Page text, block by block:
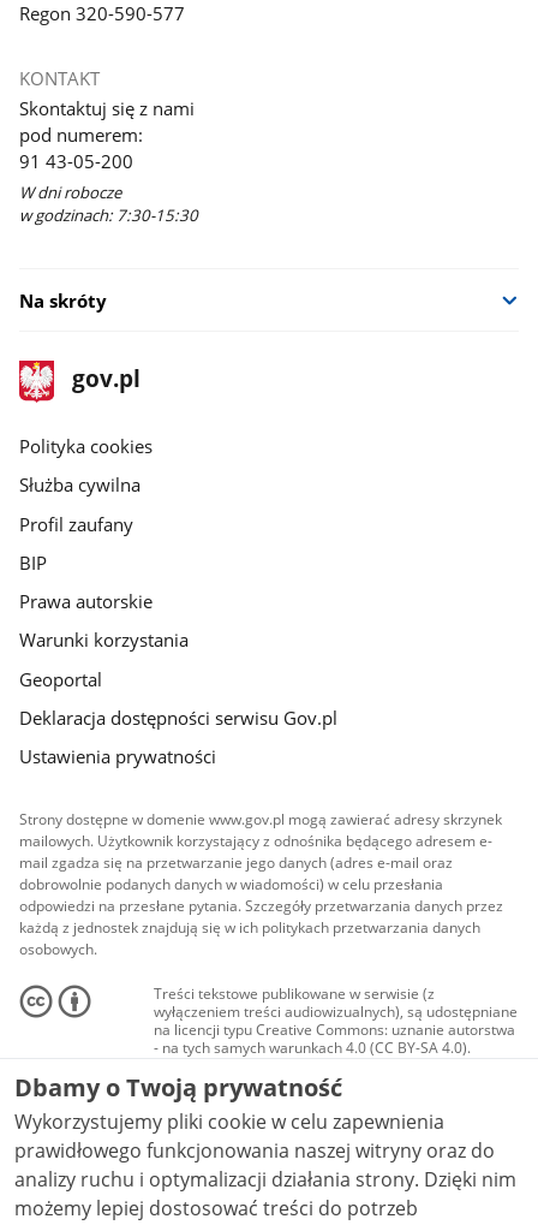
Regon 320-590-577
KONTAKT
Skontaktuj się z nami
pod numerem:
91 43-05-200
W dni robocze
w godzinach: 7:30-15:30
Na skróty
stopka
gov.pl
Strona
gov.pl
gov.pl
Polityka cookies
Służba cywilna
Profil zaufany
BIP
Prawa autorskie
Warunki korzystania
Geoportal
Deklaracja dostępności serwisu Gov.pl
Ustawienia prywatności
Strony dostępne w domenie www.gov.pl mogą zawierać adresy skrzynek
mailowych. Użytkownik korzystający z odnośnika będącego adresem e-
mail zgadza się na przetwarzanie jego danych (adres e-mail oraz
dobrowolnie podanych danych w wiadomości) w celu przesłania
odpowiedzi na przesłane pytania. Szczegóły przetwarzania danych przez
każdą z jednostek znajdują się w ich politykach przetwarzania danych
osobowych.
Treści tekstowe publikowane w serwisie (z
wyłączeniem treści audiowizualnych), są udostępniane
na licencji typu Creative Commons: uznanie autorstwa
- na tych samych warunkach 4.0 (CC BY-SA 4.0).
Materiały audiowizualne, w tym zdjęcia, materiały
audio i wideo, są udostępniane na licencji typu
Creative Commons: uznanie autorstwa użycie
niekomercyjne - bez utworów zależnych 4.0 (CC BY-
NC-ND 4.0), o ile nie jest to stwierdzone inaczej.
Dbamy o Twoją prywatność
Wykorzystujemy pliki cookie w celu zapewnienia
prawidłowego funkcjonowania naszej witryny oraz do
analizy ruchu i optymalizacji działania strony. Dzięki nim
możemy lepiej dostosować treści do potrzeb